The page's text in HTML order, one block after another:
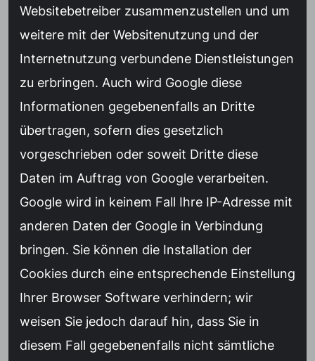
Websitebetreiber zusammenzustellen und um
weitere mit der Websitenutzung und der
Internetnutzung verbundene Dienstleistungen
zu erbringen. Auch wird Google diese
Informationen gegebenenfalls an Dritte
übertragen, sofern dies gesetzlich
vorgeschrieben oder soweit Dritte diese
Daten im Auftrag von Google verarbeiten.
Google wird in keinem Fall Ihre IP-Adresse mit
anderen Daten der Google in Verbindung
bringen. Sie können die Installation der
Cookies durch eine entsprechende Einstellung
Ihrer Browser Software verhindern; wir
weisen Sie jedoch darauf hin, dass Sie in
diesem Fall gegebenenfalls nicht sämtliche